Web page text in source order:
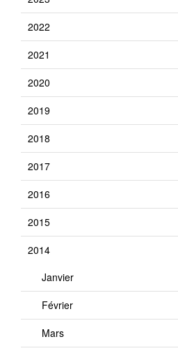
2022
2021
2020
2019
2018
2017
2016
2015
2014
Janvier
Février
Mars